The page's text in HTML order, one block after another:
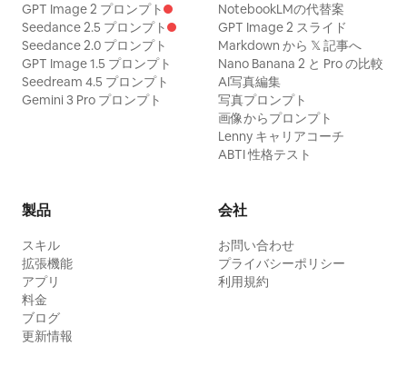
GPT Image 2 プロンプト
Seedance 2.5 プロンプト
Seedance 2.0 プロンプト
GPT Image 1.5 プロンプト
Seedream 4.5 プロンプト
Gemini 3 Pro プロンプト
NotebookLMの代替案
GPT Image 2 スライド
Markdown から 𝕏 記事へ
Nano Banana 2 と Pro の比較
AI写真編集
写真プロンプト
画像からプロンプト
Lenny キャリアコーチ
ABTI 性格テスト
製品
スキル
拡張機能
アプリ
料金
ブログ
更新情報
会社
お問い合わせ
プライバシーポリシー
利用規約